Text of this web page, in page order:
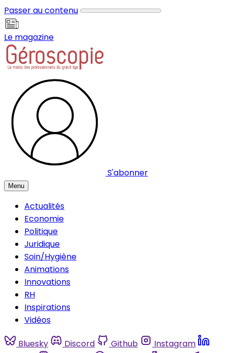
Passer au contenu
Le magazine
S'abonner
Menu
Actualités
Economie
Politique
Juridique
Soin/Hygiène
Animations
Innovations
RH
Inspirations
Vidéos
Bluesky Discord Github
Instagram
Panneau de gestion des cookies